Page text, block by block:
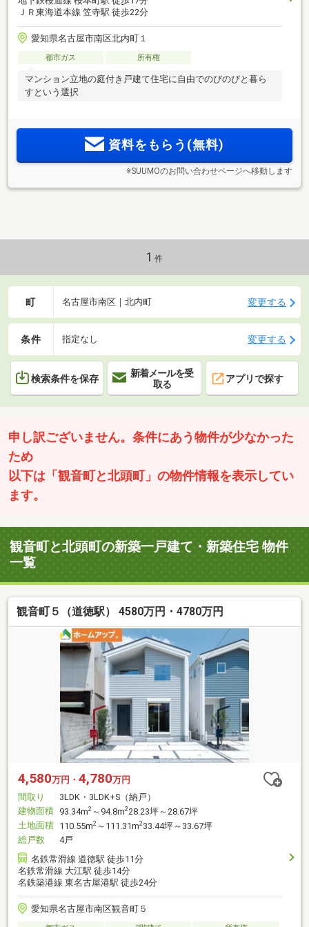
ＪＲ東海道本線 笠寺駅 徒歩22分
愛知県名古屋市南区北内町１
都市ガス 所有権
マンション立地の庭付き戸建て住宅に自由でのびのびと暮ら
すという選択
資料をもらう(無料)
※SUUMOのお問い合わせページへ移動します
1 件
町 名古屋市南区｜北内町 変更する
条件 指定なし 変更する
検索条件を保存
新着メールを受
取る
アプリで探す
申し訳ございません。条件にあう物件が少なかった
ため
以下は「観音町と北頭町」の物件情報を表示してい
ます。
観音町と北頭町の新築一戸建て・新築住宅 物件
一覧
観音町５（道徳駅） 4580万円・4780万円
4,580万円・ 4,780万円
間取り
3LDK・3LDK+S（納戸）
建物面積 93.34m2 ～94.8m228.23坪～28.67坪
土地面積 110.55m2 ～111.31m233.44坪～33.67坪
総戸数
4戸
名鉄常滑線 道徳駅 徒歩11分
名鉄常滑線 大江駅 徒歩14分
名鉄築港線 東名古屋港駅 徒歩24分
愛知県名古屋市南区観音町５